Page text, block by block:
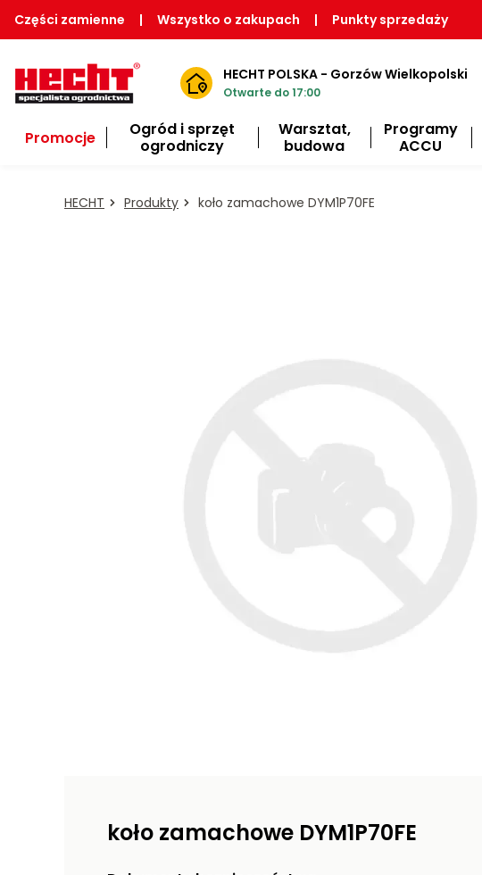
Części zamienne | Wszystko o zakupach | Punkty sprzedaży
HECHT POLSKA - Gorzów Wielkopolski
Otwarte do 17:00
Promocje
Ogród i sprzęt
ogrodniczy
Warsztat,
budowa
Programy
ACCU
HECHT Produkty koło zamachowe DYM1P70FE
koło zamachowe DYM1P70FE